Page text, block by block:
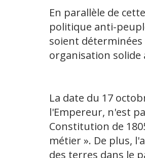
En parallèle de
politique anti-
soient
organisation solide
La date du 17
l'Empereur, n'est
Constitution de
métier ». De plus,
des terres dans le